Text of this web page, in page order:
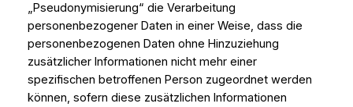
„Pseudonymisierung“ die Verarbeitung
personenbezogener Daten in einer Weise, dass die
personenbezogenen Daten ohne Hinzuziehung
zusätzlicher Informationen nicht mehr einer
spezifischen betroffenen Person zugeordnet werden
können, sofern diese zusätzlichen Informationen